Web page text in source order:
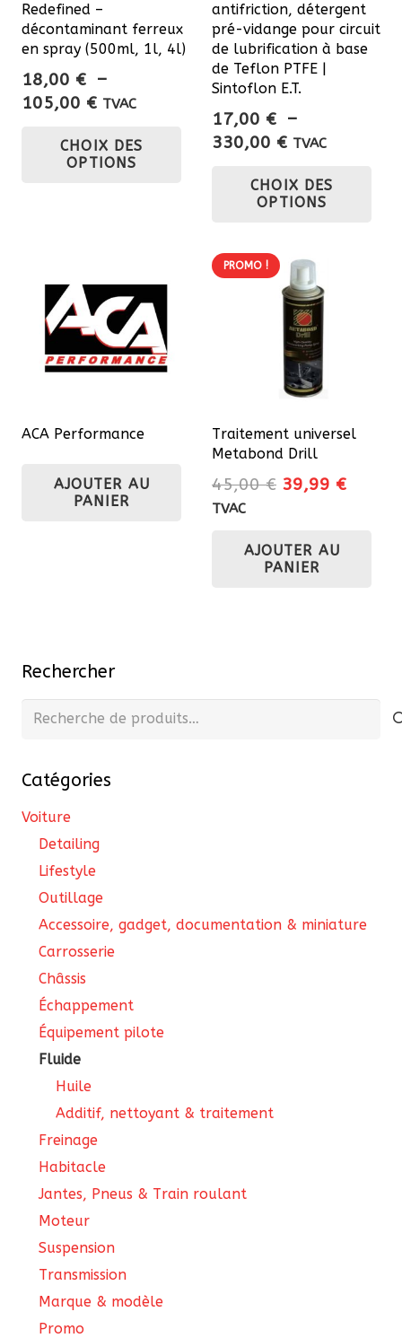
Redefined –
décontaminant ferreux
en spray (500ml, 1l, 4l)
18,00 € –
105,00 €Plage
prix :
18,00 €
TVAC
CHOIX DES
OPTIONS
produit
options
page
produit
antifriction, détergent
pré-vidange pour circuit
de lubrification à base
de Teflon PTFE |
Sintoflon E.T.
17,00 € –
330,00 €Plage
prix :
17,00 €
330,00 €
TVAC
CHOIX DES
OPTIONS
ACA Performance
AJOUTER AU
PANIER
PROMO !
Traitement universel
Metabond Drill
45,00€ Le
était :
45,00 €.
39,99 €Le
TVAC
AJOUTER AU
PANIER
Rechercher
Recherche
Catégories
Voiture
Detailing
Lifestyle
Outillage
Accessoire, gadget, documentation & miniature
Carrosserie
Châssis
Échappement
Équipement pilote
Fluide
Huile
Additif, nettoyant & traitement
Freinage
Habitacle
Jantes, Pneus & Train roulant
Moteur
Suspension
Transmission
Marque & modèle
Promo